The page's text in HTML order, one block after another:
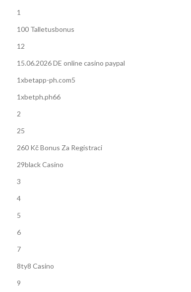
1
100 Talletusbonus
12
15.06.2026 DE online casino paypal
1xbetapp-ph.com5
1xbetph.ph66
2
25
260 Kč Bonus Za Registraci
29black Casino
3
4
5
6
7
8ty8 Casino
9